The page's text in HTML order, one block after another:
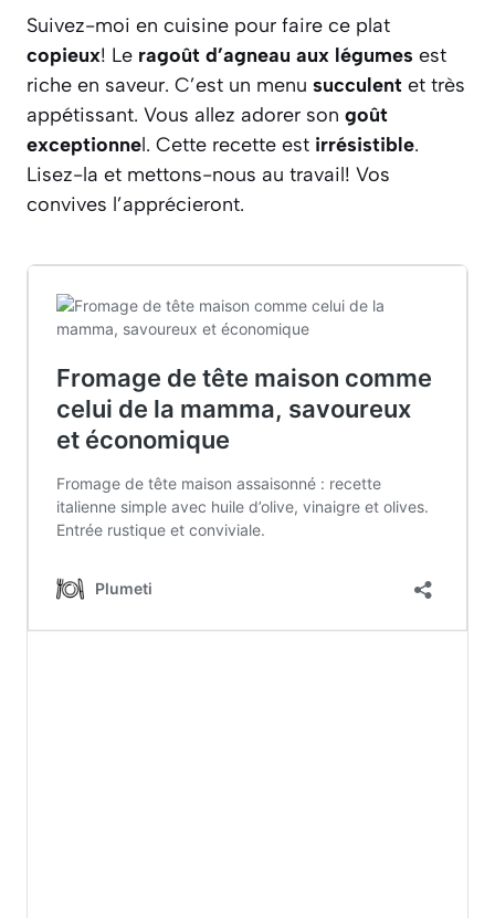
Suivez-moi en cuisine pour faire ce plat
copieux! Le ragoût d’agneau aux légumes est
riche en saveur. C’est un menu succulent et très
appétissant. Vous allez adorer son goût
exceptionnel. Cette recette est irrésistible.
Lisez-la et mettons-nous au travail! Vos
convives l’apprécieront.